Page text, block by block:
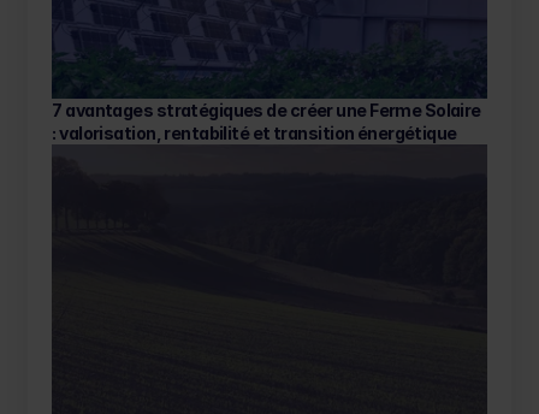
7 avantages stratégiques de créer une Ferme Solaire
: valorisation, rentabilité et transition énergétique